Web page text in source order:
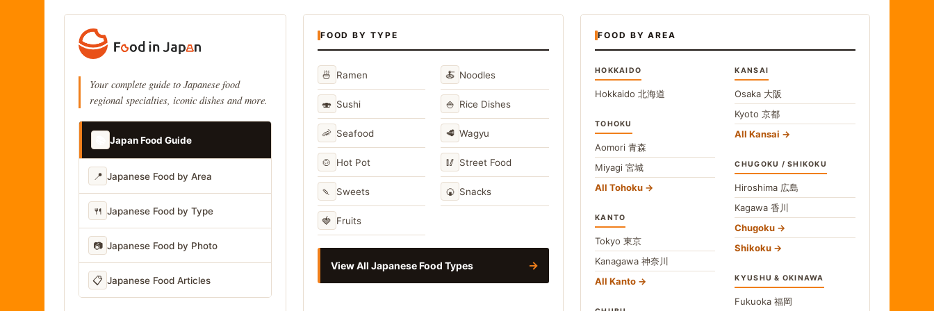
Your complete guide to Japanese food
regional specialties, iconic dishes and more.
Japan Food Guide
📍 Japanese Food by Area
🍴 Japanese Food by Type
📷 Japanese Food by Photo
📋 Japanese Food Articles
FOOD BY TYPE
🍜 Ramen 🍝 Noodles
🍣 Sushi 🍚 Rice Dishes
🦐 Seafood 🥩 Wagyu
🍲 Hot Pot 🥢 Street Food
🍡 Sweets 🍘 Snacks
🍓 Fruits
View All Japanese Food Types →
FOOD BY AREA
HOKKAIDO
Hokkaido 北海道
TOHOKU
Aomori 青森
Miyagi 宮城
All Tohoku
KANTO
Tokyo 東京
Kanagawa 神奈川
All Kanto
KANSAI
Osaka 大阪
Kyoto京都
All Kansai
CHUGOKU / SHIKOKU
Hiroshima 広島
Kagawa香川
Chugoku
Shikoku
KYUSHU & OKINAWA
Fukuoka福岡